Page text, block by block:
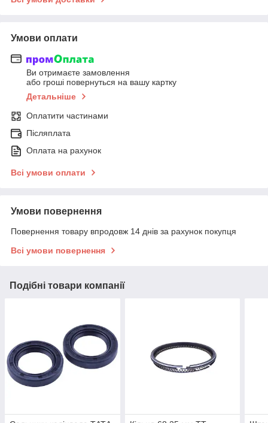
Умови оплати
Ви отримаєте замовлення
або гроші повернуться на вашу картку
Детальніше
Оплатити частинами
Післяплата
Оплата на рахунок
Всі умови оплати
Умови повернення
Повернення товару впродовж 14 днів за рахунок покупця
Всі умови повернення
Подібні товари компанії